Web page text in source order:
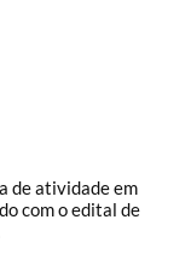
de atividade em
com o edital de